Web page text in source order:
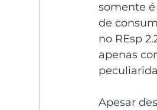
somente
de
no REsp
apenas
Apesar